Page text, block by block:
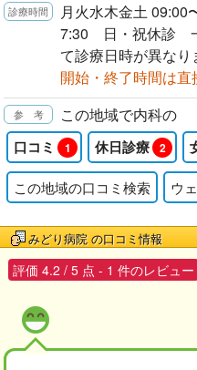
月火水木金土
7:30 日・祝休診
て診療日時が異なり
開始・終了時間は
この地域で内科の
口コミ 1 休日診療 2
この地域の口コミ検索 ウ
みどり病院の口コミ情報
評価 4.2 / 5 点 - 1 件のレビュー